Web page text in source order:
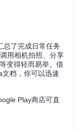
总了完成日常任务
用相机拍照、分享
变得轻而易举。借
档，你可以迅速
Play商店可直